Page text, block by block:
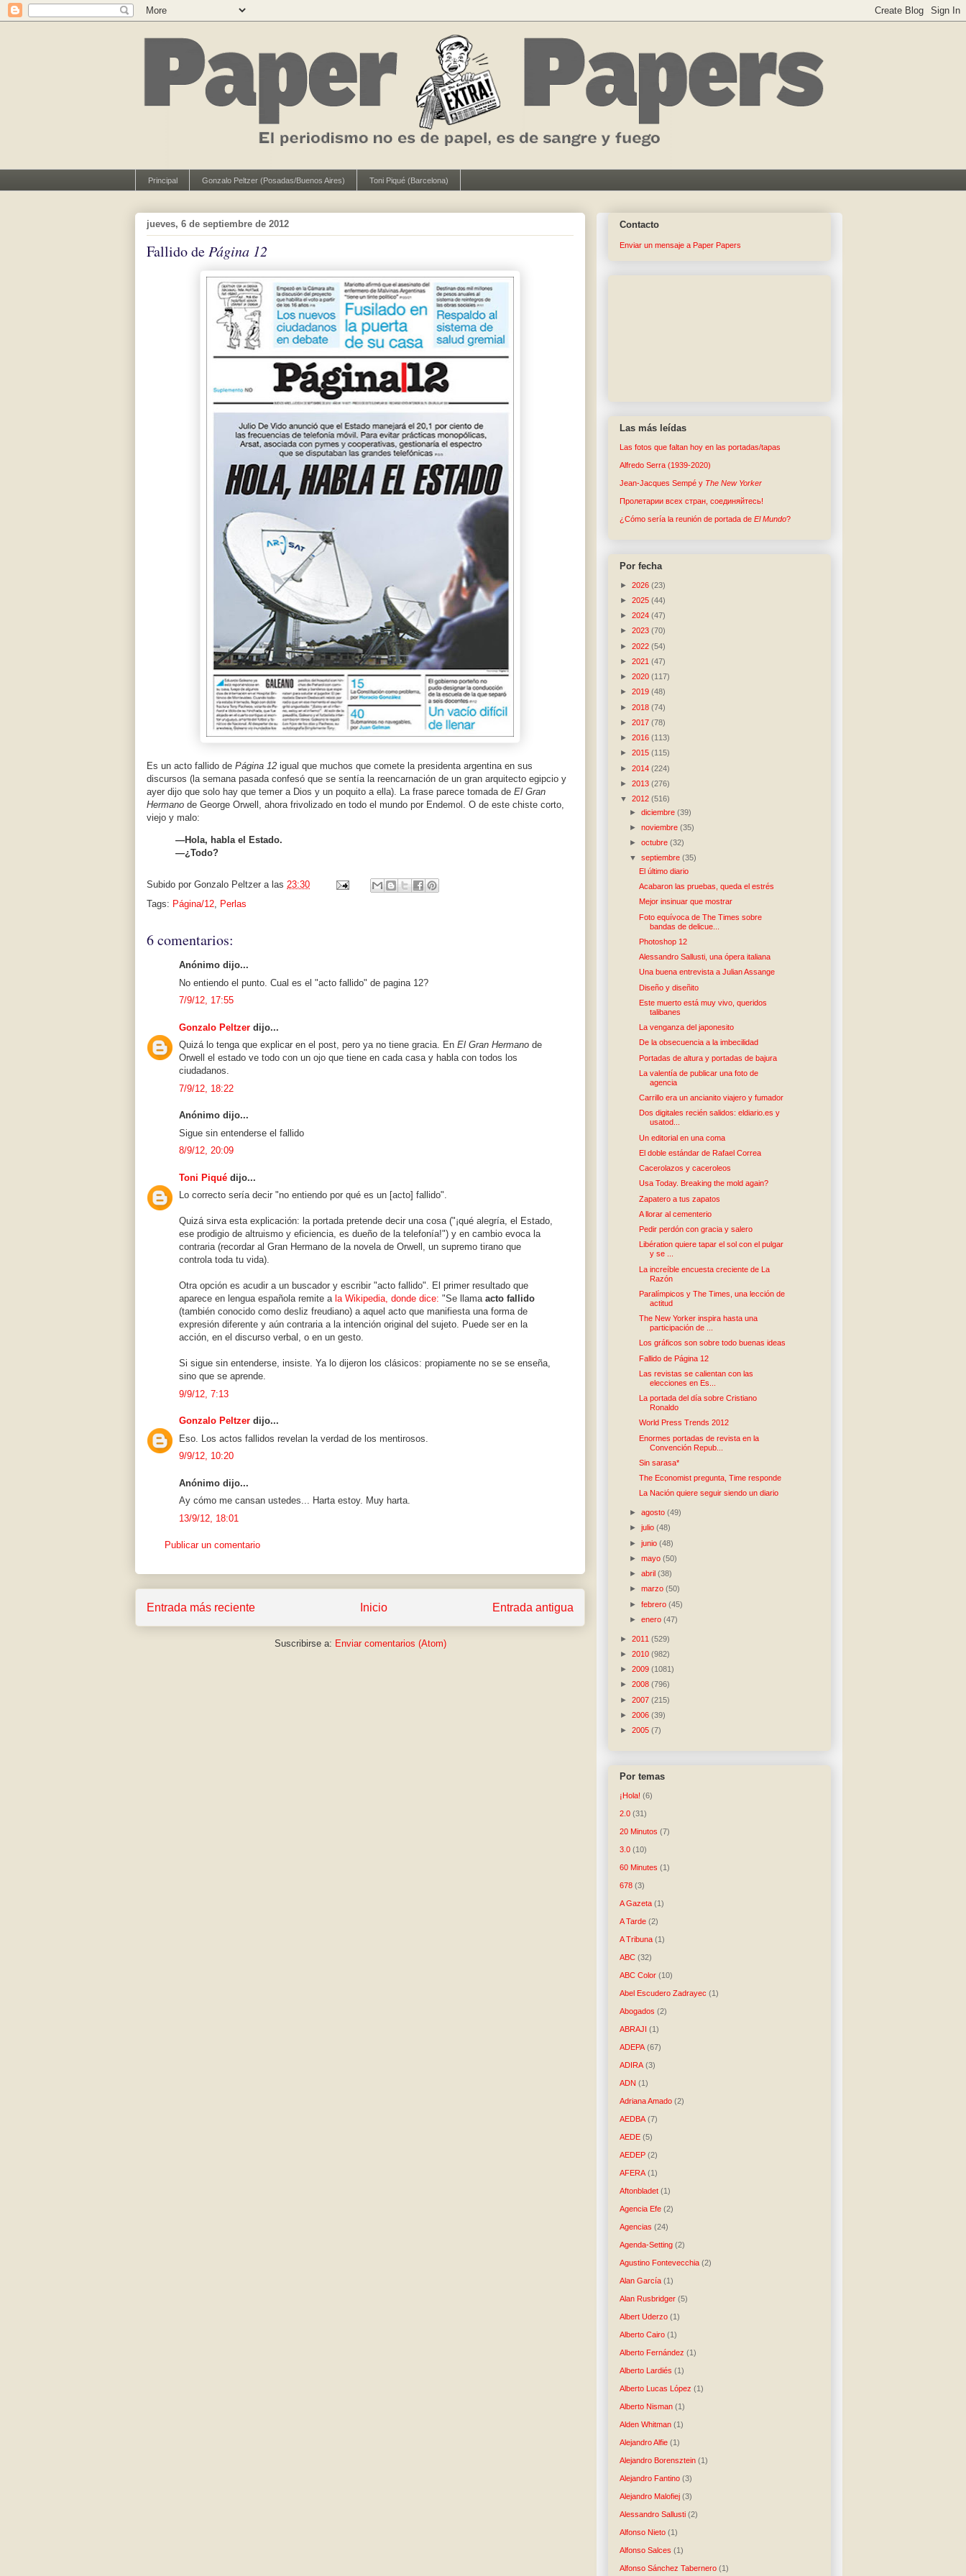
Principal Gonzalo Peltzer (Posadas/Buenos Aires) Toni Piqué (Barcelona)
jueves, 6 de septiembre de 2012
Fallido de Página 12
Es un acto fallido de Página 12 igual que muchos que comete la presidenta argentina en sus
discursos (la semana pasada confesó que se sentía la reencarnación de un gran arquitecto egipcio y
ayer dijo que solo hay que temer a Dios y un poquito a ella). La frase parece tomada de El Gran
Hermano de George Orwell, ahora frivolizado en todo el mundo por Endemol. O de este chiste corto,
viejo y malo:
—Hola, habla el Estado.
—¿Todo?
Subido por Gonzalo Peltzer a las 23:30
Tags: Página/12, Perlas
6 comentarios:
Anónimo dijo...
No entiendo el punto. Cual es el "acto fallido" de pagina 12?
7/9/12, 17:55
Gonzalo Peltzer dijo...
Quizá lo tenga que explicar en el post, pero ya no tiene gracia. En El Gran Hermano de
Orwell el estado ve todo con un ojo que tiene en cada casa y habla con todos los
ciudadanos.
7/9/12, 18:22
Anónimo dijo...
Sigue sin entenderse el fallido
8/9/12, 20:09
Toni Piqué dijo...
Lo correcto sería decir "no entiendo por qué es un [acto] fallido".
Quizá sirva esta explicación: la portada pretende decir una cosa ("¡qué alegría, el Estado,
ese prodigio de altruismo y eficiencia, es dueño de la telefonía!") y en cambio evoca la
contraria (recordar al Gran Hermano de la novela de Orwell, un supremo tirano que
controla toda tu vida).
Otra opción es acudir a un buscador y escribir "acto fallido". El primer resultado que
aparece en lengua española remite a la Wikipedia, donde dice: "Se llama acto fallido
(también conocido como desliz freudiano) a aquel acto que manifiesta una forma de
expresión diferente y aún contraria a la intención original del sujeto. Puede ser en la
acción, en el discurso verbal, o en un gesto.
Si sigue sin entenderse, insiste. Ya lo dijeron los clásicos: propiamente no se se enseña,
sino que se aprende.
9/9/12, 7:13
Gonzalo Peltzer dijo...
Eso. Los actos fallidos revelan la verdad de los mentirosos.
9/9/12, 10:20
Anónimo dijo...
Ay cómo me cansan ustedes... Harta estoy. Muy harta.
13/9/12, 18:01
Publicar un comentario
Entrada más reciente Entrada antigua
Inicio
Suscribirse a: Enviar comentarios (Atom)
Contacto
Enviar un mensaje a Paper Papers
Las más leídas
Las fotos que faltan hoy en las portadas/tapas
Alfredo Serra (1939-2020)
Jean-Jacques Sempé y The New Yorker
Пролетарии всех стран, соединяйтесь!
¿Cómo sería la reunión de portada de El Mundo?
Por fecha
► 2026 (23)
► 2025 (44)
► 2024 (47)
► 2023 (70)
► 2022 (54)
► 2021 (47)
► 2020 (117)
► 2019 (48)
► 2018 (74)
► 2017 (78)
► 2016 (113)
► 2015 (115)
► 2014 (224)
► 2013 (276)
▼ 2012 (516)
►diciembre(39)
►noviembre(35)
►octubre(32)
▼septiembre(35)
El último diario
Acabaron las pruebas, queda el estrés
Mejor insinuar que mostrar
Foto equívoca de The Times sobre
bandas de delicue...
Photoshop 12
Alessandro Sallusti, una ópera italiana
Una buena entrevista a Julian Assange
Diseño y diseñito
Este muerto está muy vivo, queridos
talibanes
La venganza del japonesito
De la obsecuencia a la imbecilidad
Portadas de altura y portadas de bajura
La valentía de publicar una foto de
agencia
Carrillo era un ancianito viajero y fumador
Dos digitales recién salidos: eldiario.es y
usatod...
Un editorial en una coma
El doble estándar de Rafael Correa
Cacerolazos y caceroleos
Usa Today. Breaking the mold again?
Zapatero a tus zapatos
A llorar al cementerio
Pedir perdón con gracia y salero
Libération quiere tapar el sol con el pulgar
y se ...
La increíble encuesta creciente de La
Razón
Paralímpicos y The Times, una lección de
actitud
The New Yorker inspira hasta una
participación de ...
Los gráficos son sobre todo buenas ideas
Fallido de Página 12
Las revistas se calientan con las
elecciones en Es...
La portada del día sobre Cristiano
Ronaldo
World Press Trends 2012
Enormes portadas de revista en la
Convención Repub...
Sin sarasa*
The Economist pregunta, Time responde
La Nación quiere seguir siendo un diario
►agosto(49)
►julio(48)
►junio(48)
►mayo(50)
►abril(38)
►marzo(50)
►febrero(45)
►enero(47)
► 2011 (529)
► 2010 (982)
► 2009 (1081)
► 2008 (796)
► 2007 (215)
► 2006 (39)
► 2005 (7)
Por temas
¡Hola! (6)
2.0 (31)
20 Minutos (7)
3.0 (10)
60 Minutes (1)
678 (3)
A Gazeta (1)
A Tarde (2)
A Tribuna (1)
ABC (32)
ABC Color (10)
Abel Escudero Zadrayec (1)
Abogados (2)
ABRAJI (1)
ADEPA (67)
ADIRA (3)
ADN (1)
Adriana Amado (2)
AEDBA (7)
AEDE (5)
AEDEP (2)
AFERA (1)
Aftonbladet (1)
Agencia Efe (2)
Agencias (24)
Agenda-Setting (2)
Agustino Fontevecchia (2)
Alan García (1)
Alan Rusbridger (5)
Albert Uderzo (1)
Alberto Cairo (1)
Alberto Fernández (1)
Alberto Lardiés (1)
Alberto Lucas López (1)
Alberto Nisman (1)
Alden Whitman (1)
Alejandro Alfie (1)
Alejandro Borensztein (1)
Alejandro Fantino (3)
Alejandro Malofiej (3)
Alessandro Sallusti (2)
Alfonso Nieto (1)
Alfonso Salces (1)
Alfonso Sánchez Tabernero (1)